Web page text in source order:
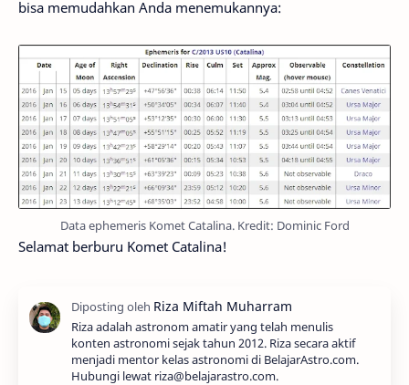
bisa memudahkan Anda menemukannya:
Data ephemeris Komet Catalina. Kredit: Dominic Ford
Selamat berburu Komet Catalina!
Riza adalah astronom amatir yang telah menulis
konten astronomi sejak tahun 2012. Riza secara aktif
menjadi mentor kelas astronomi di BelajarAstro.com.
Hubungi lewat riza@belajarastro.com.